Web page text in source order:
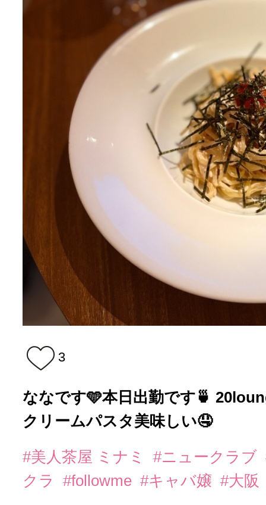
3
ななです️🩵本日出勤です🍵
クリームパスタ美味しい🤤
#美人茶屋 ミナミ #ニュークラブ
クラ
#followme #キャバ嬢 #大阪